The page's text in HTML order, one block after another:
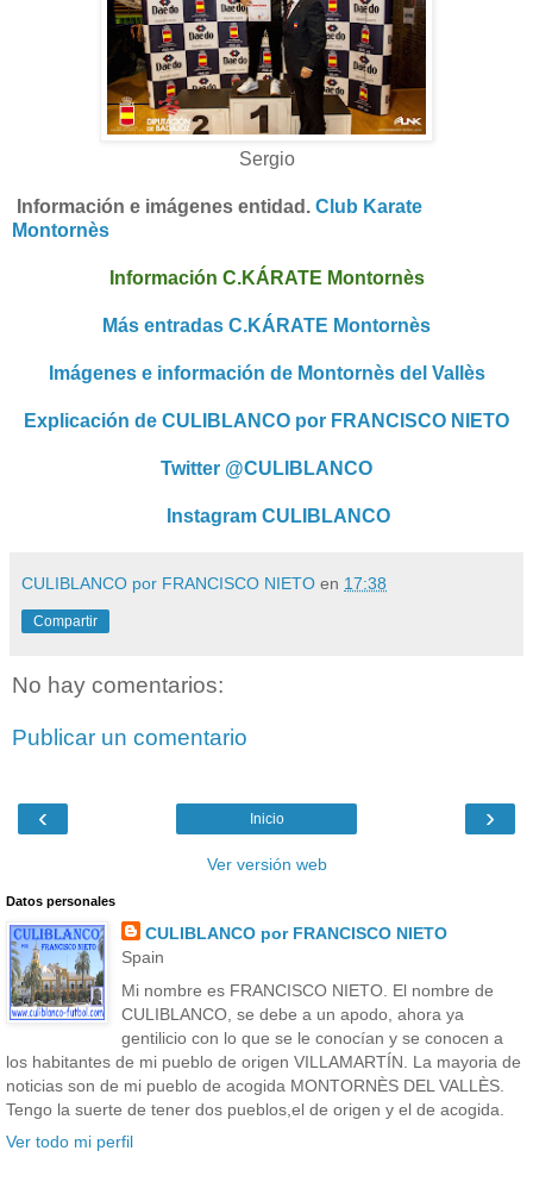
Sergio
nformación e imágenes entidad. Club Karate
Montornès
Información C.KÁRATE Montornès
Más entradas C.KÁRATE Montornès
Imágenes e información de Montornès del Vallès
Explicación de CULIBLANCO por FRANCISCO NIETO
Twitter @CULIBLANCO
Instagram CULIBLANCO
CULIBLANCO por FRANCISCO NIETO en 17:38
Compartir
No hay comentarios:
Publicar un comentario
‹ ›
Inicio
Ver versión web
Datos personales
CULIBLANCO por FRANCISCO NIETO
Spain
Mi nombre es FRANCISCO NIETO. El nombre de
CULIBLANCO, se debe a un apodo, ahora ya
gentilicio con lo que se le conocían y se conocen a
los habitantes de mi pueblo de origen VILLAMARTÍN. La mayoria de
noticias son de mi pueblo de acogida MONTORNÈS DEL VALLÈS.
Tengo la suerte de tener dos pueblos,el de origen y el de acogida.
Ver todo mi perfil